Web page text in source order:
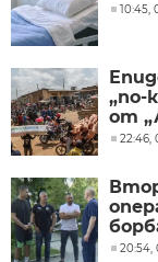
10:45,
„по-
от
22:46,
20:54,